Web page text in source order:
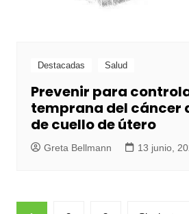
Destacadas Salud
Prevenir para
temprana del cáncer
de cuello de útero
Greta Bellmann 13 junio,